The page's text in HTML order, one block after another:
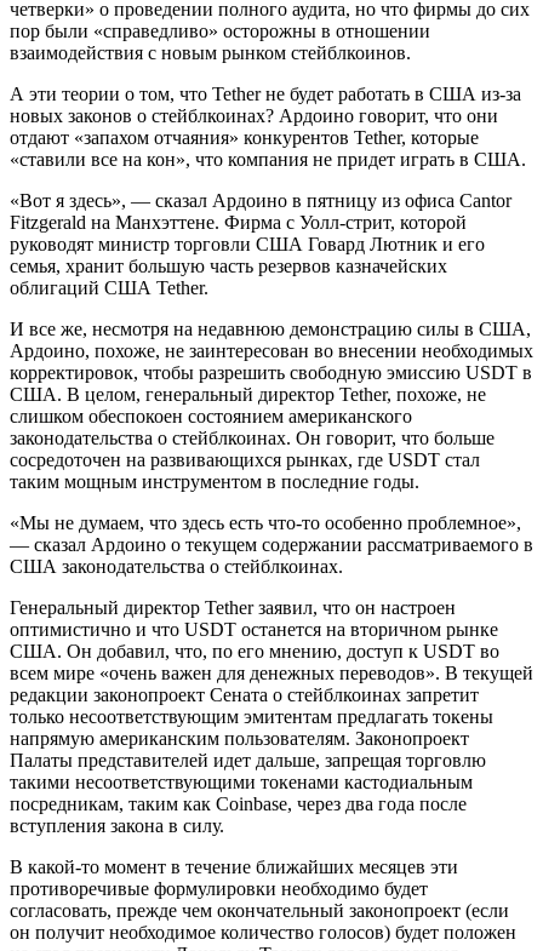
четверки» о проведении полного аудита, но что фирмы до сих
пор были «справедливо» осторожны в отношении
взаимодействия с новым рынком стейблкоинов.
А эти теории о том, что Tether не будет работать в США из-за
новых законов о стейблкоинах? Ардоино говорит, что они
отдают «запахом отчаяния» конкурентов Tether, которые
«ставили все на кон», что компания не придет играть в США.
«Вот я здесь», — сказал Ардоино в пятницу из офиса Cantor
Fitzgerald на Манхэттене. Фирма с Уолл-стрит, которой
руководят министр торговли США Говард Лютник и его
семья, хранит большую часть резервов казначейских
облигаций США Tether.
И все же, несмотря на недавнюю демонстрацию силы в США,
Ардоино, похоже, не заинтересован во внесении необходимых
корректировок, чтобы разрешить свободную эмиссию USDT в
США. В целом, генеральный директор Tether, похоже, не
слишком обеспокоен состоянием американского
законодательства о стейблкоинах. Он говорит, что больше
сосредоточен на развивающихся рынках, где USDT стал
таким мощным инструментом в последние годы.
«Мы не думаем, что здесь есть что-то особенно проблемное»,
— сказал Ардоино о текущем содержании рассматриваемого в
США законодательства о стейблкоинах.
Генеральный директор Tether заявил, что он настроен
оптимистично и что USDT останется на вторичном рынке
США. Он добавил, что, по его мнению, доступ к USDT во
всем мире «очень важен для денежных переводов». В текущей
редакции законопроект Сената о стейблкоинах запретит
только несоответствующим эмитентам предлагать токены
напрямую американским пользователям. Законопроект
Палаты представителей идет дальше, запрещая торговлю
такими несоответствующими токенами кастодиальным
посредникам, таким как Coinbase, через два года после
вступления закона в силу.
В какой-то момент в течение ближайших месяцев эти
противоречивые формулировки необходимо будет
согласовать, прежде чем окончательный законопроект (если
он получит необходимое количество голосов) будет положен